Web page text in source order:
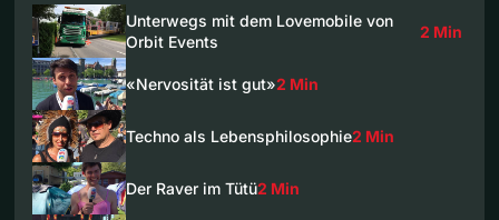
Unterwegs mit dem Lovemobile von
Orbit Events
2 Min
«Nervosität ist gut»2 Min
Techno als Lebensphilosophie2 Min
Der Raver im Tütü2 Min